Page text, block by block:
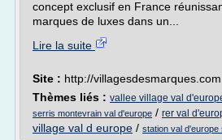
concept exclusif en France
marques de luxes dans un...
Lire la suite
Site : http://villagesdesmarques.com
Thèmes liés : vallee village val
serris montevrain val d'europe / rer val
village val d europe / station val